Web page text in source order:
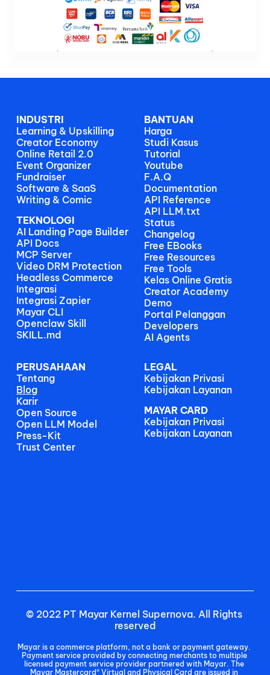
Pembayaran Diterima
Sejumlah Rp 77.000
INDUSTRI
Learning & Upskilling
Creator Economy
Online Retail 2.0
Event Organizer
Fundraiser
Software & SaaS
Writing & Comic
TEKNOLOGI
AI Landing Page Builder
API Docs
MCP Server
Video DRM Protection
Headless Commerce
Integrasi
Integrasi Zapier
Mayar CLI
Openclaw Skill
SKILL.md
BANTUAN
Harga
Studi Kasus
Tutorial
Youtube
F.A.Q
Documentation
API Reference
API LLM.txt
Status
Changelog
Free EBooks
Free Resources
Free Tools
Kelas Online Gratis
Creator Academy
Demo
Portal Pelanggan
Developers
AI Agents
PERUSAHAAN
Tentang
Blog
Karir
Open Source
Open LLM Model
Press-Kit
Trust Center
LEGAL
Kebijakan Privasi
Kebijakan Layanan
MAYAR CARD
Kebijakan Privasi
Kebijakan Layanan
© 2022 PT Mayar Kernel Supernova. All Rights
reserved
Mayar is a commerce platform, not a bank or payment gateway.
Payment service provided by connecting merchants to multiple
licensed payment service provider partnered with Mayar. The
Mayar Mastercard® Virtual and Physical Card are issued in